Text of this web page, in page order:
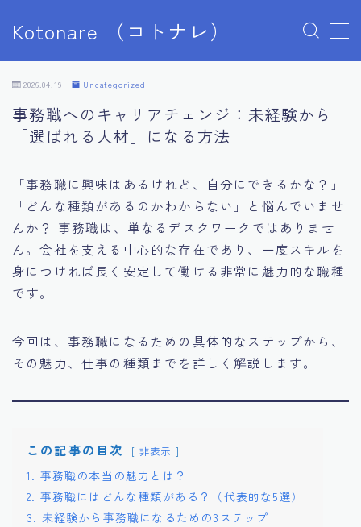
Kotonare （コトナレ）
MENU
ショップ
デモプリセット記事 Part04
デモプリセット記事 Part07
デモプリセット記事 Part07
デモプリセット記事 Part07
デモプリセット記事 Part10
デモプリセット記事 Part10
デモプリセット記事 Part13
デモプリセット記事 Part13
プライバシーポリシー
利用規約／特定商取引法に基づく表記
学歴なし・才能なしからホワイト大手へ。人生の収入基
盤を最速で作る『Kotonare』の歩き方
2026.04.19 Uncategorized
事務職へのキャリアチェンジ：未経験から
「選ばれる人材」になる方法
「事務職に興味はあるけれど、自分にできるかな？」
「どんな種類があるのかわからない」と悩んでいませ
んか？ 事務職は、単なるデスクワークではありませ
ん。会社を支える中心的な存在であり、一度スキルを
身につければ長く安定して働ける非常に魅力的な職種
です。
今回は、事務職になるための具体的なステップから、
その魅力、仕事の種類までを詳しく解説します。
この記事の目次 非表示
1. 事務職の本当の魅力とは？
2. 事務職にはどんな種類がある？（代表的な5選）
3. 未経験から事務職になるための3ステップ